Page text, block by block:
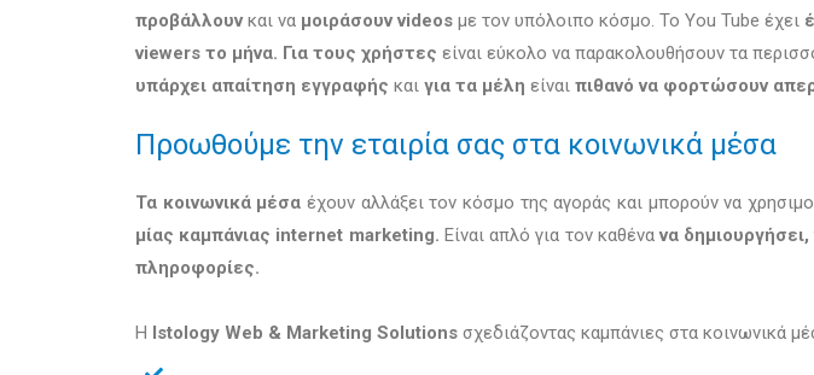
προβάλλουν και να μοιράσουν videos με τον υπόλοιπο κόσμο. Το You Tube έχει
viewers το μήνα. Για τους χρήστες είναι εύκολο να παρακολουθήσουν τα
υπάρχει απαίτηση εγγραφής και για τα μέλη είναι πιθανό να φορτώσουν
Προωθούμε την εταιρία σας στα κοινωνικά μέσα
Τα κοινωνικά μέσα έχουν αλλάξει τον κόσμο της αγοράς και μπορούν να
μίας καμπάνιας internet marketing. Είναι απλό για τον καθένανα
πληροφορίες.
Η Istology Web & Marketing Solutions σχεδιάζοντας καμπάνιες στα κοινωνικά